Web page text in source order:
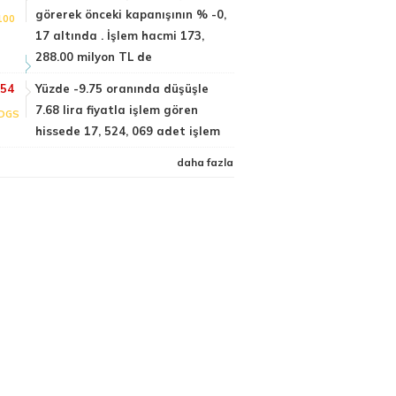
görerek önceki kapanışının % -0,
17 altında . İşlem hacmi 173,
288.00 milyon TL de
Yüzde -9.75 oranında düşüşle
7.68 lira fiyatla işlem gören
hissede 17, 524, 069 adet işlem
daha fazla